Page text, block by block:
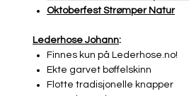
Oktoberfest Strømper Natur
Lederhose Johann:
Finnes kun på Lederhose.no!
Ekte garvet bøffelskinn
Flotte tradisjonelle knapper